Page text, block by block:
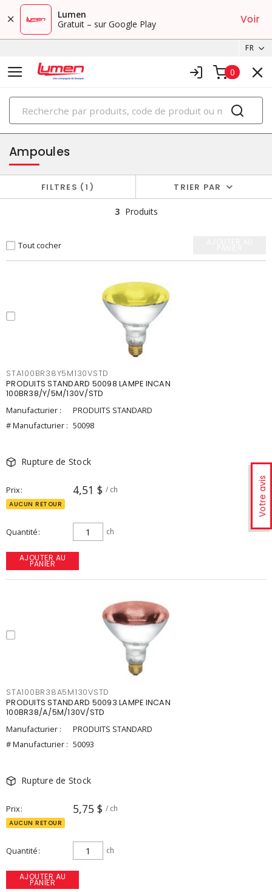
Lumen
Gratuit – sur Google Play
Voir
FR
0
PRODUITS
éclairage
Votre avis
Ampoules
FILTRES 1 TRIER PAR
3 Produits
Tout cocher
STA100BR38Y5M130VSTD
PRODUITS STANDARD 50098 LAMPE INCAN
100BR38/Y/5M/130V/STD
Manufacturier :
PRODUITS STANDARD
# Manufacturier : 50098
Rupture de Stock
Prix 4,51 $ / ch
AUCUN RETOUR
Quantité ch
AJOUTER AU
PANIER
STA100BR38A5M130VSTD
PRODUITS STANDARD 50093 LAMPE INCAN
100BR38/A/5M/130V/STD
Manufacturier :
PRODUITS STANDARD
# Manufacturier : 50093
Rupture de Stock
Prix 5,75 $ / ch
AUCUN RETOUR
Quantité ch
AJOUTER AU
PANIER